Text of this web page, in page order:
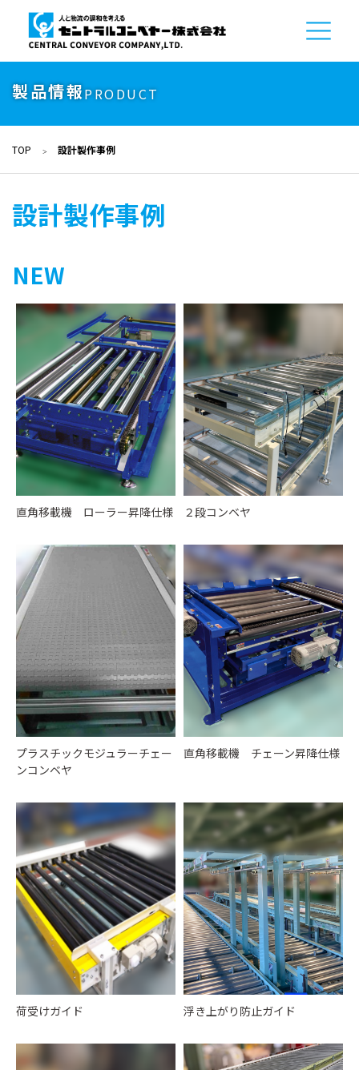
製品情報PRODUCT
TOP 設計製作事例
設計製作事例
NEW
直角移載機 ローラー昇降仕様 ２段コンベヤ
プラスチックモジュラーチェー
ンコンベヤ
直角移載機 チェーン昇降仕様
荷受けガイド 浮き上がり防止ガイド